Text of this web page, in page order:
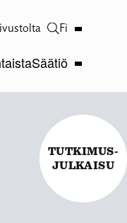
Fi
Säätiö
TUTKIMUS-
JULKAISU